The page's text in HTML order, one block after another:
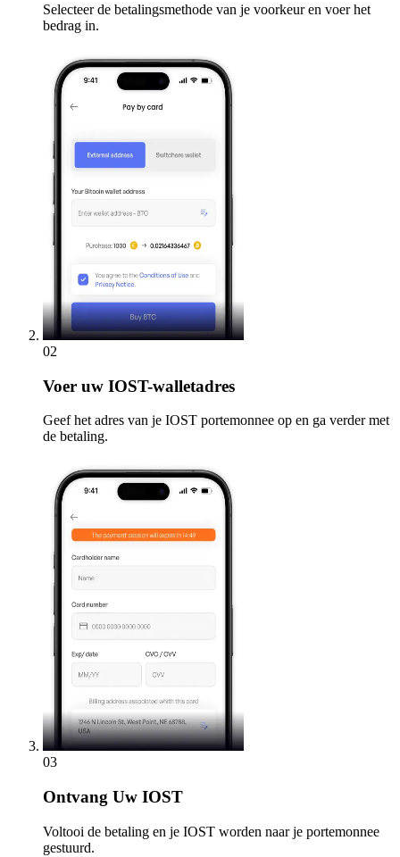
Selecteer de betalingsmethode van je voorkeur en voer het
bedrag in.
02
Voer uw IOST-walletadres
Geef het adres van je IOST portemonnee op en ga verder met
de betaling.
03
Ontvang Uw IOST
Voltooi de betaling en je IOST worden naar je portemonnee
gestuurd.